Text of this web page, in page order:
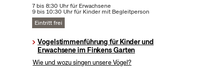
7 bis 8:30 Uhr für Erwachsene
9 bis 10:30 Uhr für Kinder mit Begleitperson
Eintritt frei
Vogelstimmenführung für Kinder und
Erwachsene im Finkens Garten
Wie und wozu singen unsere Vögel?